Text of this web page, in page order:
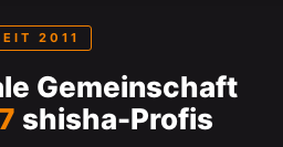
2011
Gemeinschaft
shisha-Profis